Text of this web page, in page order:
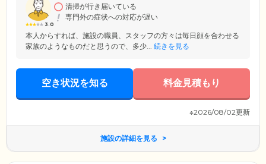
します。
3.0
清掃が行き届いている
専門外の症状への対応が遅い
本人からすれば、施設の職員、スタッフの方々は毎日顔を合わせる
家族のようなものだと思うので、多少... 続きを見る
空き状況を知る 料金見積もり
※2026/08/02更新
施設の詳細を見る